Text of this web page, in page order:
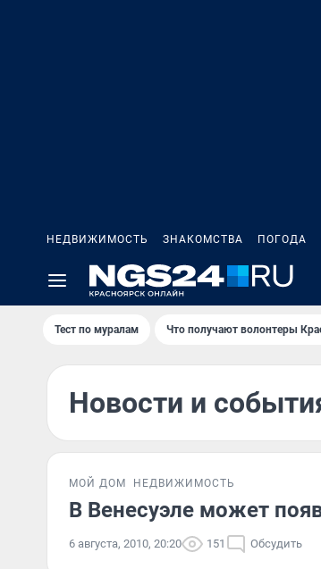
НЕДВИЖИМОСТЬ ЗНАКОМСТВА ПОГОДА
Тест по мурaлaм Что получают волонтеры
Новости и
МОЙ ДОМ НЕДВИЖИМОСТЬ
В Венесуэле может
6 августа, 2010, 20:20 151 Обсудить